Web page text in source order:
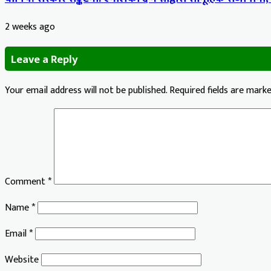
2 weeks ago
Leave a Reply
Your email address will not be published.Required fields are
Comment*
Name*
Email*
Website